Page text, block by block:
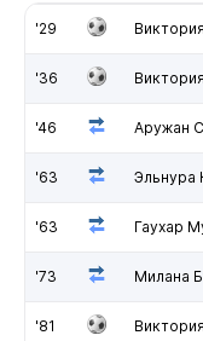
'29
'36
'46 Аружан
'63 Эльнура
'63 Гаухар
'73 Милана
'81